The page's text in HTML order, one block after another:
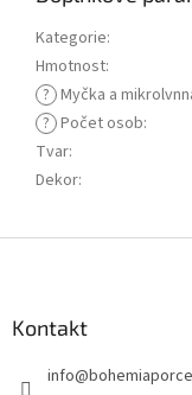
Kategorie:
Hmotnost:
? Myčka a
? Počet osob:
Tvar:
Dekor:
Kontakt
info@